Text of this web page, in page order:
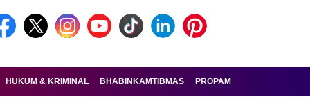
HUKUM & KRIMINAL BHABINKAMTIBMAS PROPAM